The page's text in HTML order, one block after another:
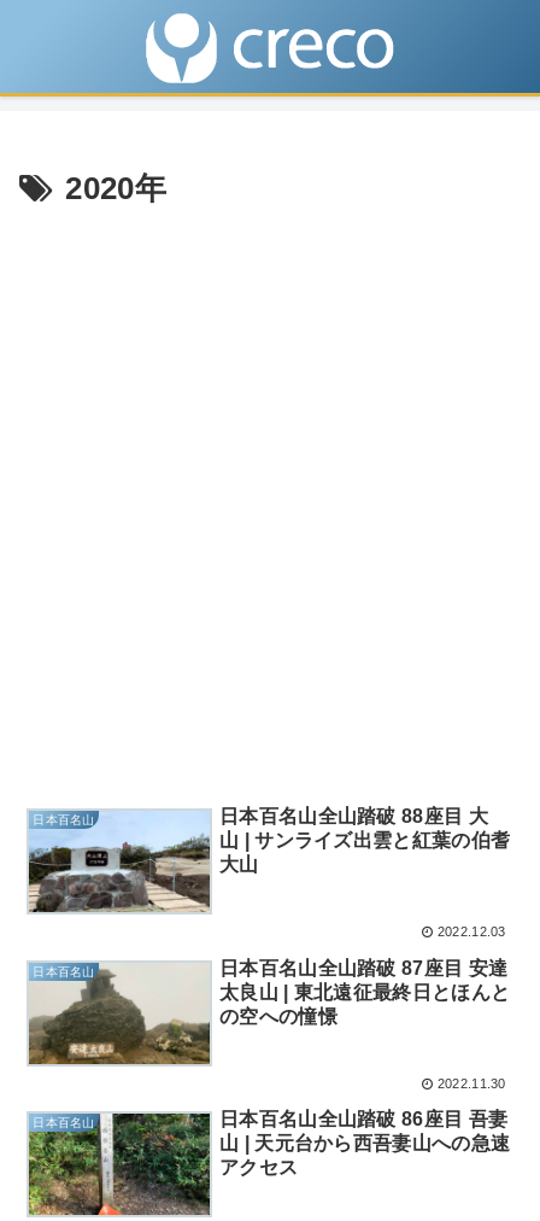
2020年
日本百名山
日本百名山全山踏破 88座目 大
山 | サンライズ出雲と紅葉の伯耆
大山
2022.12.03
日本百名山
日本百名山全山踏破 87座目 安達
太良山 | 東北遠征最終日とほんと
の空への憧憬
2022.11.30
日本百名山
日本百名山全山踏破 86座目 吾妻
山 | 天元台から西吾妻山への急速
アクセス